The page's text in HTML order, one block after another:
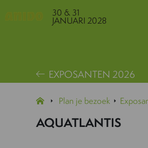
30 & 31
JANUARI 2028
EXPOSANTEN 2026
Plan je bezoek
AQUATLANTIS